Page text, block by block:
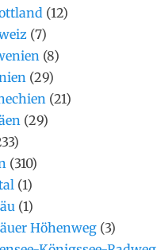
(12)
(7)
(8)
(29)
(21)
(29)
(310)
(1)
(1)
Höhenweg (3)